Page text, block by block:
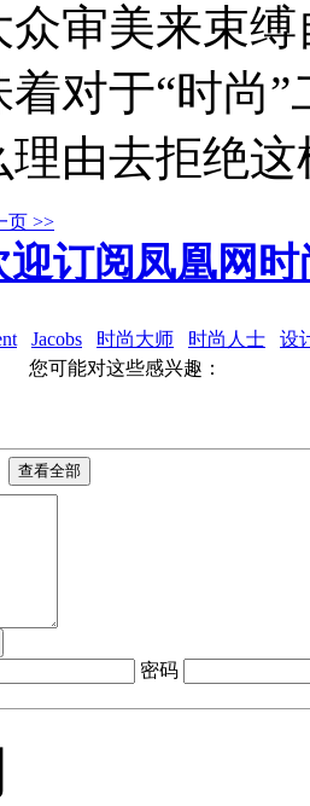
审美来束
对于“时尚
由去拒绝
页 >>
迎订阅凤凰网
Jacobs 时尚大师 时尚人士
设
您可能对这些感兴趣：
密码